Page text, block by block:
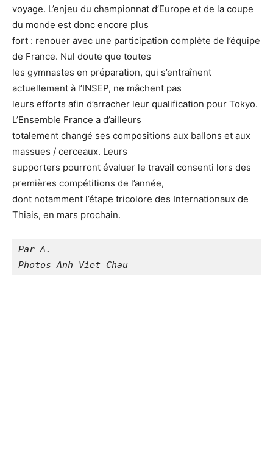
voyage. L’enjeu du championnat d’Europe et de la coupe
du monde est donc encore plus
fort : renouer avec une participation complète de l’équipe
de France. Nul doute que toutes
les gymnastes en préparation, qui s’entraînent
actuellement à l’INSEP, ne mâchent pas
leurs efforts afin d’arracher leur qualification pour Tokyo.
L’Ensemble France a d’ailleurs
totalement changé ses compositions aux ballons et aux
massues / cerceaux. Leurs
supporters pourront évaluer le travail consenti lors des
premières compétitions de l’année,
dont notamment l’étape tricolore des Internationaux de
Thiais, en mars prochain.
Par A.
Photos Anh Viet Chau